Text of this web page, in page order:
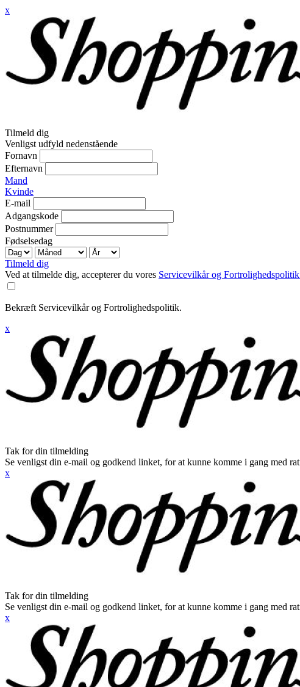
x
Tilmeld dig
Venligst udfyld nedenstående
Fornavn
Efternavn
Mand
Kvinde
E-mail
Adgangskode
Postnummer
Fødselsedag
Tilmeld dig
Ved at tilmelde dig, accepterer du vores Servicevilkår og
Bekræft Servicevilkår og Fortrolighedspolitik.
x
Tak for din tilmelding
Se venligst din e-mail og godkend linket, for at kunne komme i gang med
x
Tak for din tilmelding
Se venligst din e-mail og godkend linket, for at kunne komme i gang med
x